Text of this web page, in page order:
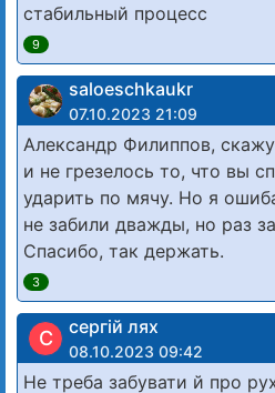
стабильный процесс
9
saloeschkaukr
07.10.2023 21:09
Александр Филиппов,
и не грезелось то, что вы
ударить по мячу. Но я
не забили дважды, но раз
Спасибо, так держать.
3
С сергій лях
08.10.2023 09:42
Не треба забувати й про